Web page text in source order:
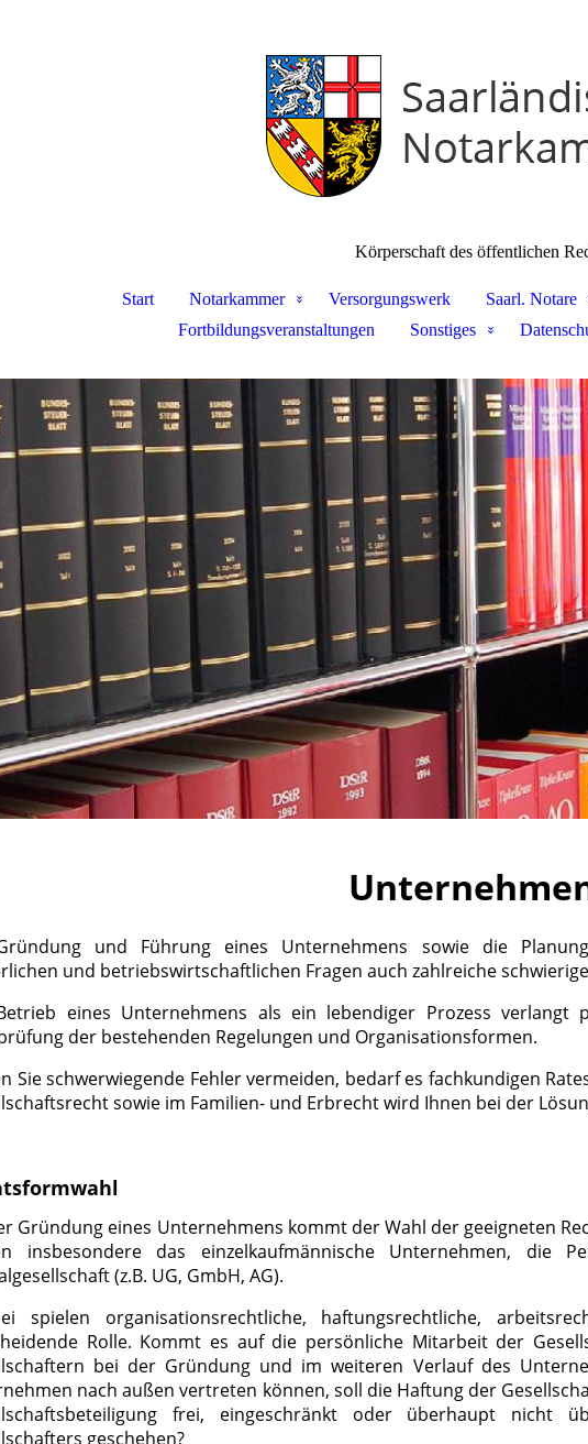
Körperschaft des öffentlichen
Start Notarkammer Versorgungswerk Saarl. Notare
Fortbildungsveranstaltungen
Sonstiges
und Führung eines Unternehmens sowie die
und betriebswirtschaftlichen Fragen auch zahlreiche
eines Unternehmens als ein lebendiger Prozess verlangt
der bestehenden Regelungen und Organisationsformen.
Sie schwerwiegende Fehler vermeiden, bedarf es fachkundigen
sowie im Familien- und Erbrecht wird Ihnen bei der
Gründung eines Unternehmens kommt der Wahl der geeigneten
insbesondere das einzelkaufmännische Unternehmen, die
(z.B. UG, GmbH, AG).
spielen organisationsrechtliche, haftungsrechtliche,
Rolle. Kommt es auf die persönliche Mitarbeit der
bei der Gründung und im weiteren Verlauf des
nach außen vertreten können, soll die Haftung der
frei, eingeschränkt oder überhaupt nicht
geschehen?